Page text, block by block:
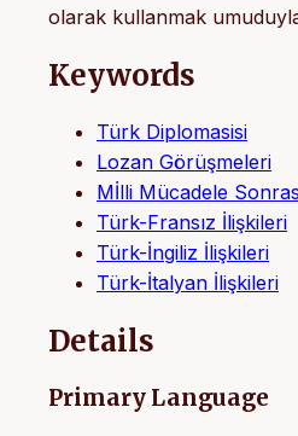
olarak kullanmak
Keywords
Türk Diplomasisi
Lozan Görüşmeleri
Mİlli Mücadele
Türk-Fransız İlişkileri
Türk-İngiliz İlişkileri
Türk-İtalyan İlişkileri
Details
Primary Language